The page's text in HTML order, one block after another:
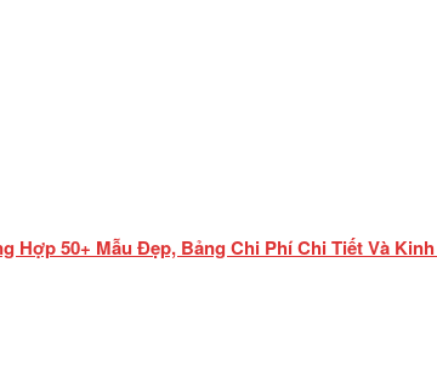
Hợp 50+ Mẫu Đẹp, Bảng Chi Phí Chi Tiết Và